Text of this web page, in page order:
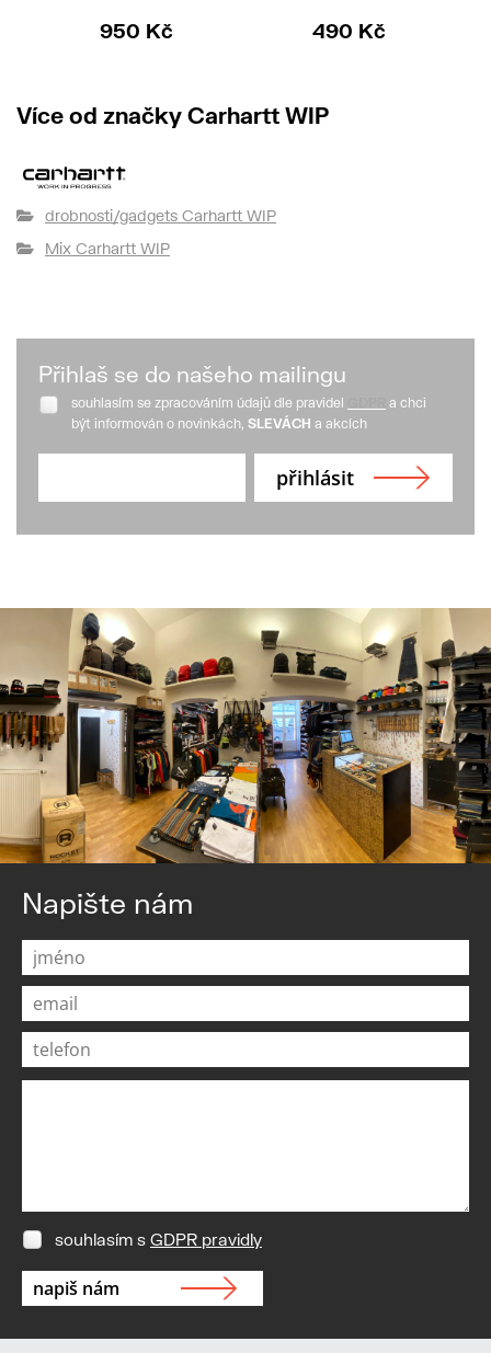
950 Kč 490 Kč
Více od značky Carhartt WIP
drobnosti/gadgets Carhartt WIP
Mix Carhartt WIP
Přihlaš se do našeho mailingu
souhlasím se zpracováním údajů dle pravidel
a chci
být informován o novinkách, SLEVÁCH a akcích
Napište nám
souhlasím s GDPR pravidly